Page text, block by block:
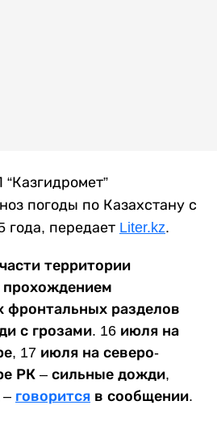
погоды по Казахстану с
года, передает Liter.kz.
территории
прохождением
фронтальных разделов
с грозами. 16 июля на
17 июля на северо-
РК – сильные дожди,
– говорится в сообщении.